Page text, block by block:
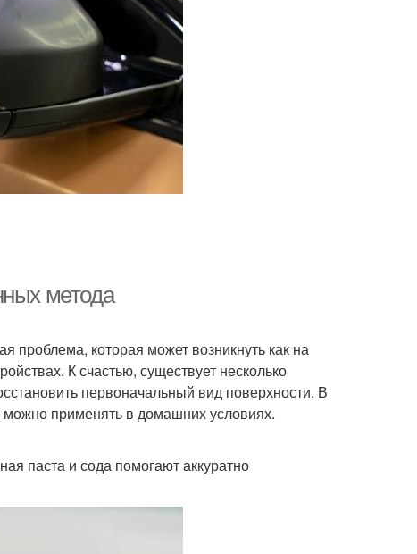
метода
проблема, которая может возникнуть как на
К счастью, существует несколько
первоначальный вид поверхности. В
применять в домашних условиях.
паста и сода помогают аккуратно